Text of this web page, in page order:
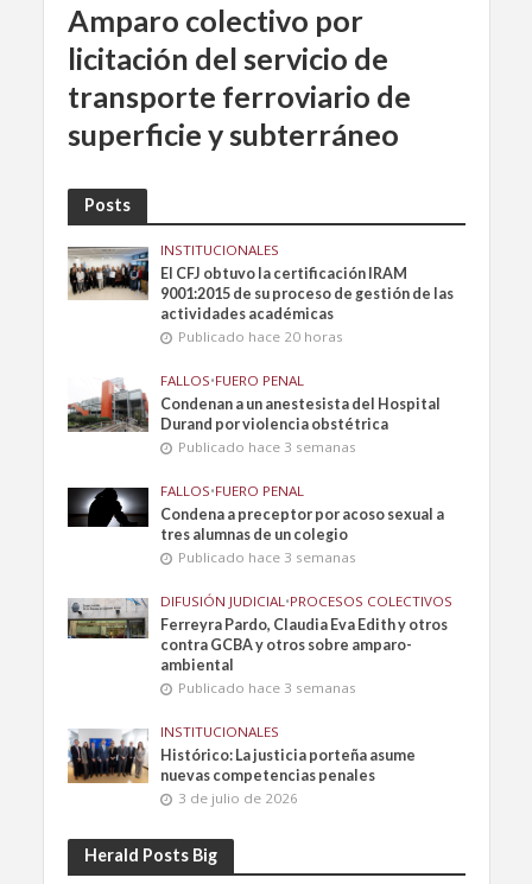
Amparo colectivo por
licitación del servicio de
transporte ferroviario de
superficie y subterráneo
Posts
INSTITUCIONALES
El CFJ obtuvo la certificación IRAM
9001:2015 de su proceso de gestión de las
actividades académicas
Publicado hace 20 horas
FALLOS•FUERO PENAL
Condenan a un anestesista del Hospital
Durand por violencia obstétrica
Publicado hace 3 semanas
FALLOS•FUERO PENAL
Condena a preceptor por acoso sexual a
tres alumnas de un colegio
Publicado hace 3 semanas
DIFUSIÓN JUDICIAL •PROCESOS COLECTIVOS
Ferreyra Pardo, Claudia Eva Edith y otros
contra GCBA y otros sobre amparo-
ambiental
Publicado hace 3 semanas
INSTITUCIONALES
Histórico: La justicia porteña asume
nuevas competencias penales
3 de julio de 2026
Herald Posts Big